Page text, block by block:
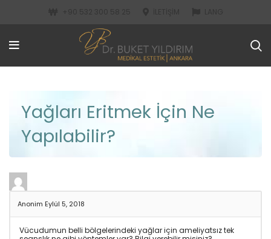
Yağları Eritmek İçin Ne
Yapılabilir?
Anonim Eylül 5, 2018
Vücudumun belli bölgelerindeki yağlar için ameliyatsız tek